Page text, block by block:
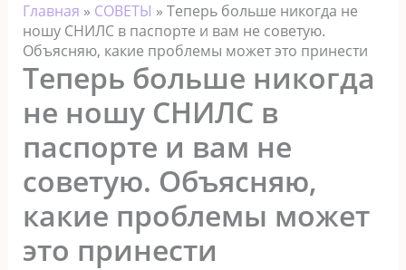
Главная » СОВЕТЫ » Теперь больше никогда не
ношу СНИЛС в паспорте и вам не советую.
Объясняю, какие проблемы может это принести
Теперь больше никогда
не ношу СНИЛС в
паспорте и вам не
советую. Объясняю,
какие проблемы может
это принести